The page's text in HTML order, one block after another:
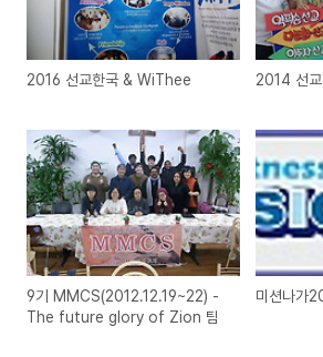
2016 선교한국 & WiThee
9기 MMCS(2012.12.19~22) -
The future glory of Zion 팀
미션나가